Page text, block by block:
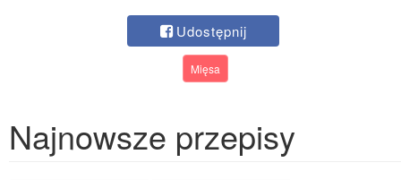
Udostępnij
Mięsa
Najnowsze przepisy